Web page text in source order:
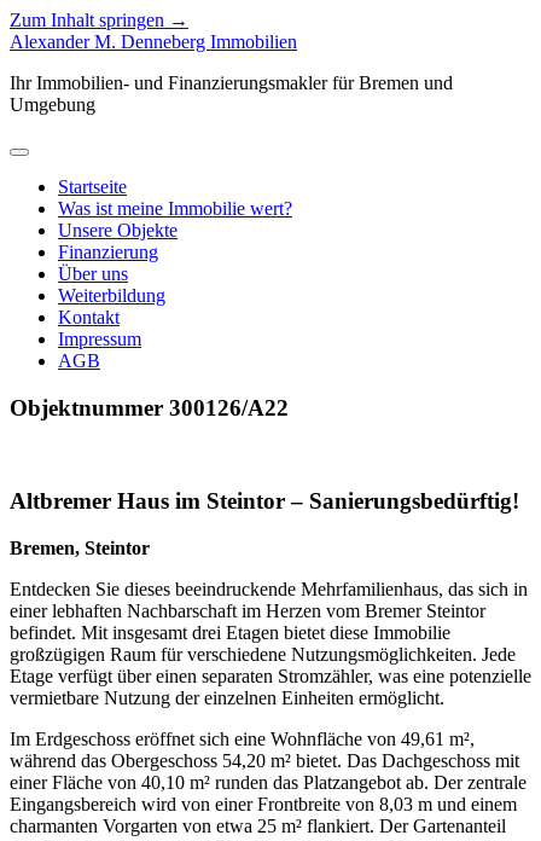
Zum Inhalt springen →
Alexander M. Denneberg Immobilien
Ihr Immobilien- und Finanzierungsmakler für Bremen und
Umgebung
Menü
öffnenStartseite
Was ist meine Immobilie wert?
Unsere Objekte
Finanzierung
Über uns
Weiterbildung
Kontakt
Impressum
AGB
Objektnummer 300126/A22
Altbremer Haus im Steintor – Sanierungsbedürftig!
Bremen, Steintor
Entdecken Sie dieses beeindruckende Mehrfamilienhaus, das sich in
einer lebhaften Nachbarschaft im Herzen vom Bremer Steintor
befindet. Mit insgesamt drei Etagen bietet diese Immobilie
großzügigen Raum für verschiedene Nutzungsmöglichkeiten. Jede
Etage verfügt über einen separaten Stromzähler, was eine potenzielle
vermietbare Nutzung der einzelnen Einheiten ermöglicht.
Im Erdgeschoss eröffnet sich eine Wohnfläche von 49,61 m²,
während das Obergeschoss 54,20 m² bietet. Das Dachgeschoss mit
einer Fläche von 40,10 m² runden das Platzangebot ab. Der zentrale
Eingangsbereich wird von einer Frontbreite von 8,03 m und einem
charmanten Vorgarten von etwa 25 m² flankiert. Der Gartenanteil